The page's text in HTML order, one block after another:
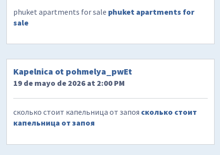
phuket apartments for sale phuket apartments for
sale
Kapelnica ot pohmelya_pwEt
19 de mayo de 2026 at 2:00 PM
сколько стоит капельница от запоя сколько стоит
капельница от запоя